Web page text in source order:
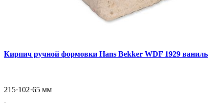
Кирпич ручной формовки Hans Bekker WDF 1929 ваниль
215·102·65 мм